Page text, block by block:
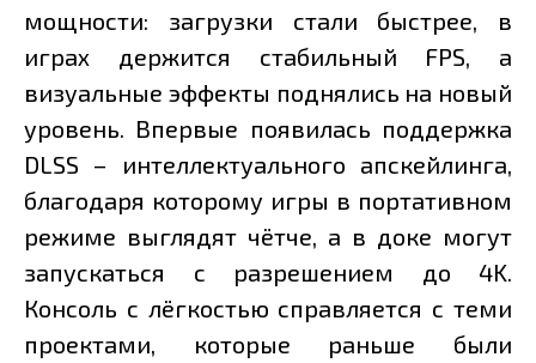
мощности: загрузки стали быстрее, в
играх держится стабильный FPS, а
визуальные эффекты поднялись на новый
уровень. Впервые появилась поддержка
DLSS – интеллектуального апскейлинга,
благодаря которому игры в портативном
режиме выглядят чётче, а в доке могут
запускаться с разрешением до 4K.
Консоль с лёгкостью справляется с теми
проектами, которые раньше были